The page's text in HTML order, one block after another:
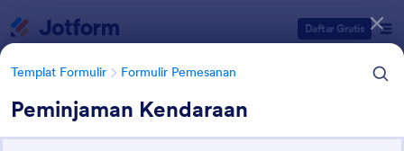
Daftar Gratis
Templat Formulir Formulir Pemesanan
Peminjaman Kendaraan
Kategori Templat Formulir